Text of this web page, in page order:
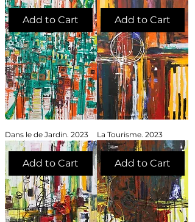
Add to Cart
Dans le de Jardin. 2023
Add to Cart
La Tourisme. 2023
Add to Cart Add to Cart